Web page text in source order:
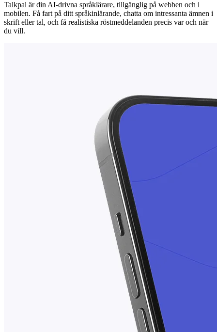
Talkpal är din AI-drivna språklärare, tillgänglig på webben och i
mobilen. Få fart på ditt språkinlärande, chatta om intressanta ämnen i
skrift eller tal, och få realistiska röstmeddelanden precis var och när
du vill.